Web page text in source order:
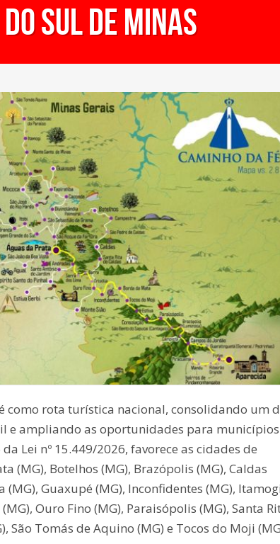
Sul de Minas
como rota turística nacional, consolidando um
e ampliando as oportunidades para
Lei nº 15.449/2026, favorece as cidades de
(MG), Botelhos (MG), Brazópolis (MG), Caldas
(MG), Guaxupé (MG), Inconfidentes (MG), Itamogi
Ouro Fino (MG), Paraisópolis (MG), Santa
São Tomás de Aquino (MG) e Tocos do Moji